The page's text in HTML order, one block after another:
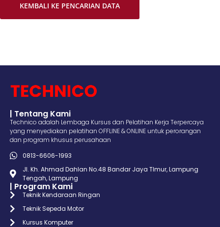
KEMBALI KE PENCARIAN DATA
| Tentang Kami
Technico adalah Lembaga Kursus dan Pelatihan Kerja Terpercaya
yang menyediakan pelatihan OFFLINE & ONLINE untuk perorangan
dan program khusus perusahaan
0813-6606-1993
Jl. Kh. Ahmad Dahlan No.48 Bandar Jaya TImur, Lampung
Tengah, Lampung
| Program Kami
Teknik Kendaraan Ringan
Teknik Sepeda Motor
Kursus Komputer